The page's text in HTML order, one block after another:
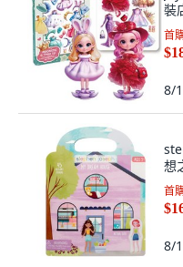
裝
首
8/
想
首
8/